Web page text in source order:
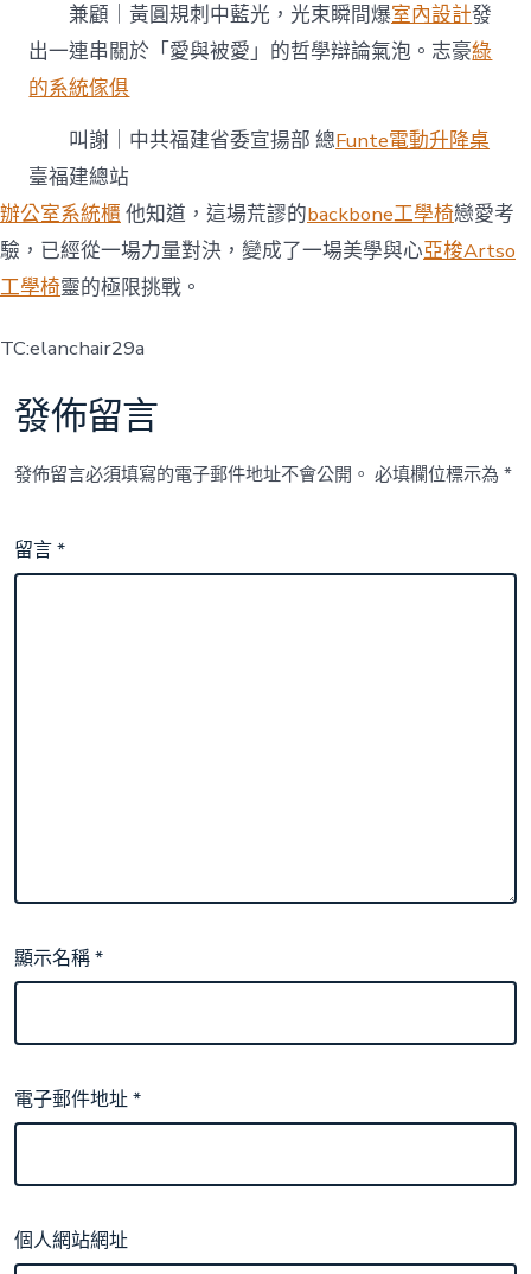
兼顧｜黃圓規刺中藍光，光束瞬間爆室內設計發
出一連串關於「愛與被愛」的哲學辯論氣泡。志豪綠
的系統傢俱
叫謝｜中共福建省委宣揚部 總Funte電動升降桌
臺福建總站
辦公室系統櫃他知道，這場荒謬的backbone工學椅戀愛考
驗，已經從一場力量對決，變成了一場美學與心亞梭Artso
工學椅靈的極限挑戰。
TC:elanchair29a
發佈留言
發佈留言必須填寫的電子郵件地址不會公開。 必填欄位標示為*
留言*
顯示名稱*
電子郵件地址*
個人網站網址